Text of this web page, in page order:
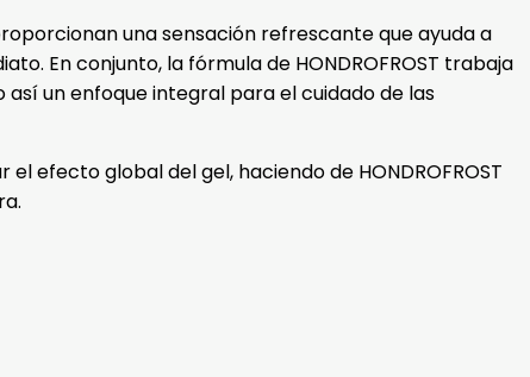
una sensación refrescante que ayuda a
En conjunto, la fórmula de HONDROFROST trabaja
un enfoque integral para el cuidado de las
efecto global del gel, haciendo de HONDROFROST